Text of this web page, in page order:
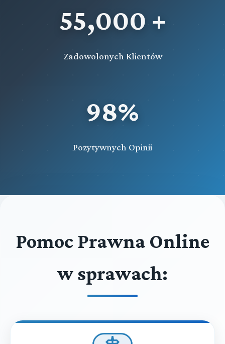
55,000 +
Zadowolonych Klientów
98%
Pozytywnych Opinii
Pomoc Prawna Online
w sprawach: